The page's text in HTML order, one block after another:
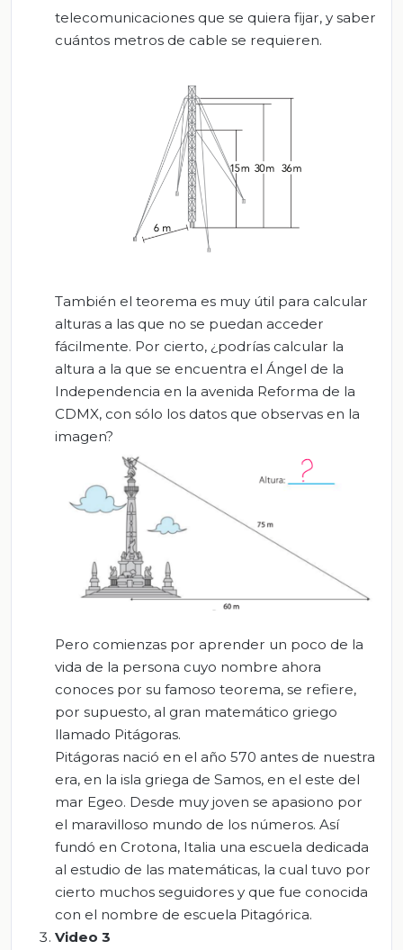
telecomunicaciones que se quiera fijar, y saber
cuántos metros de cable se requieren.
También el teorema es muy útil para calcular
alturas a las que no se puedan acceder
fácilmente. Por cierto, ¿podrías calcular la
altura a la que se encuentra el Ángel de la
Independencia en la avenida Reforma de la
CDMX, con sólo los datos que observas en la
imagen?
Pero comienzas por aprender un poco de la
vida de la persona cuyo nombre ahora
conoces por su famoso teorema, se refiere,
por supuesto, al gran matemático griego
llamado Pitágoras.
Pitágoras nació en el año 570 antes de nuestra
era, en la isla griega de Samos, en el este del
mar Egeo. Desde muy joven se apasiono por
el maravilloso mundo de los números. Así
fundó en Crotona, Italia una escuela dedicada
al estudio de las matemáticas, la cual tuvo por
cierto muchos seguidores y que fue conocida
con el nombre de escuela Pitagórica.
Video 3